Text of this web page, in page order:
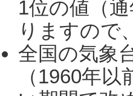
1位の値（
りますので
全国の気象
（1960年